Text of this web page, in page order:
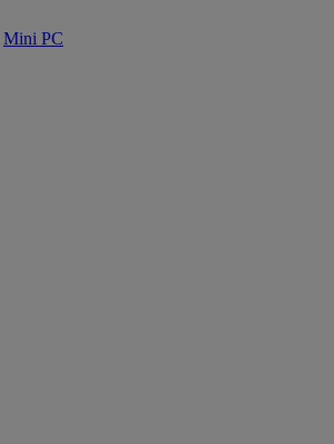
Mini PC